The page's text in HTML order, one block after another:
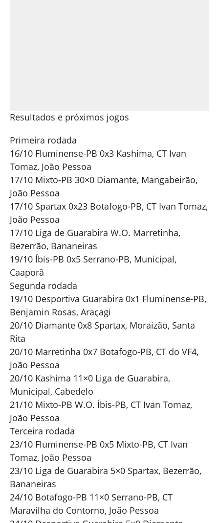
Resultados e próximos jogos
Primeira rodada
16/10 Fluminense-PB 0x3 Kashima, CT Ivan
Tomaz, João Pessoa
17/10 Mixto-PB 30×0 Diamante, Mangabeirão,
João Pessoa
17/10 Spartax 0x23 Botafogo-PB, CT Ivan Tomaz,
João Pessoa
17/10 Liga de Guarabira W.O. Marretinha,
Bezerrão, Bananeiras
19/10 Íbis-PB 0x5 Serrano-PB, Municipal,
Caaporã
Segunda rodada
19/10 Desportiva Guarabira 0x1 Fluminense-PB,
Benjamin Rosas, Araçagi
20/10 Diamante 0x8 Spartax, Moraizão, Santa
Rita
20/10 Marretinha 0x7 Botafogo-PB, CT do VF4,
João Pessoa
20/10 Kashima 11×0 Liga de Guarabira,
Municipal, Cabedelo
21/10 Mixto-PB W.O. Íbis-PB, CT Ivan Tomaz,
João Pessoa
Terceira rodada
23/10 Fluminense-PB 0x5 Mixto-PB, CT Ivan
Tomaz, João Pessoa
23/10 Liga de Guarabira 5×0 Spartax, Bezerrão,
Bananeiras
24/10 Botafogo-PB 11×0 Serrano-PB, CT
Maravilha do Contorno, João Pessoa